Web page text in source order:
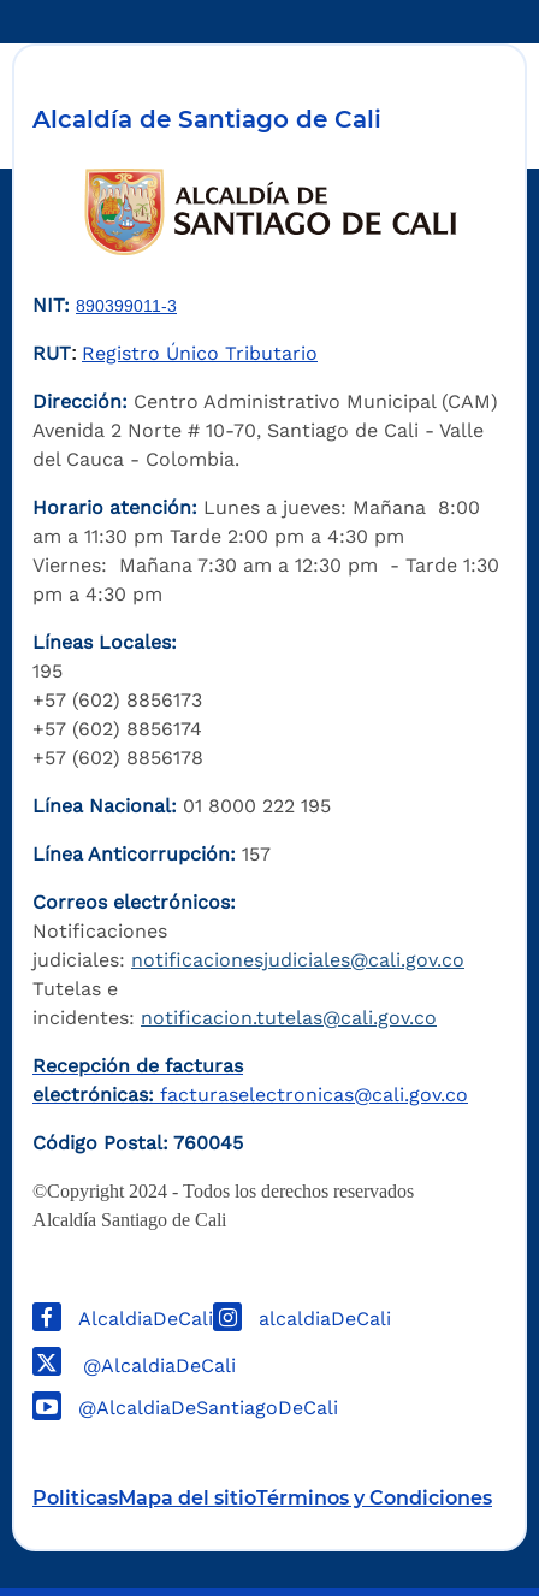
Alcaldía de Santiago de Cali
NIT: 890399011-3
RUT: Registro Único Tributario
Dirección: Centro Administrativo Municipal (CAM)
Avenida 2 Norte # 10-70, Santiago de Cali - Valle
del Cauca - Colombia.
Horario atención: Lunes a jueves: Mañana 8:00
am a 11:30 pm Tarde 2:00 pm a 4:30 pm
Viernes: Mañana 7:30 am a 12:30 pm - Tarde 1:30
pm a 4:30 pm
Líneas Locales:
195
+57 (602) 8856173
+57 (602) 8856174
+57 (602) 8856178
Línea Nacional: 01 8000 222 195
Línea Anticorrupción: 157
Correos electrónicos:
Notificaciones
judiciales: notificacionesjudiciales@cali.gov.co
Tutelas e
incidentes: notificacion.tutelas@cali.gov.co
Recepción de facturas
electrónicas: facturaselectronicas@cali.gov.co
Código Postal: 760045
©Copyright 2024 - Todos los derechos reservados
Alcaldía Santiago de Cali
AlcaldiaDeCali alcaldiaDeCali
@AlcaldiaDeCali
@AlcaldiaDeSantiagoDeCali
PoliticasMapa del sitioTérminos y Condiciones